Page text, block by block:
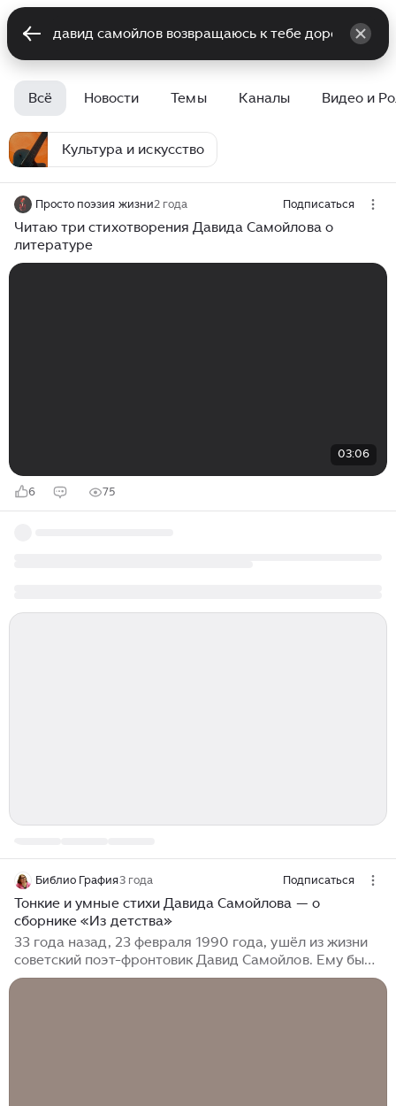
Всё Новости Темы Каналы Видео и
Культура и искусство
Просто поэзия жизни2 года Подписаться
Читаю три стихотворения Давида Самойлова о
литературе
03:06
6 75
Библио Графия3 года Подписаться
Тонкие и умные стихи Давида Самойлова — о
сборнике «Из детства»
33 года назад, 23 февраля 1990 года, ушёл из жизни
советский поэт-фронтовик Давид Самойлов. Ему было
всего 69 лет. Мы знаем Самойлова в основном по